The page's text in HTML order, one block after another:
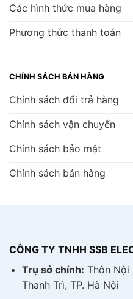
Các hình thức mua hàng
Phương thức thanh toán
CHÍNH SÁCH BÁN HÀNG
Chính sách đổi trả hàng
Chính sách vận chuyển
Chính sách bảo mật
Chính sách bán hàng
CÔNG TY TNHH SSB
Trụ sở chính: Thôn Nội
Thanh Trì, TP. Hà Nội